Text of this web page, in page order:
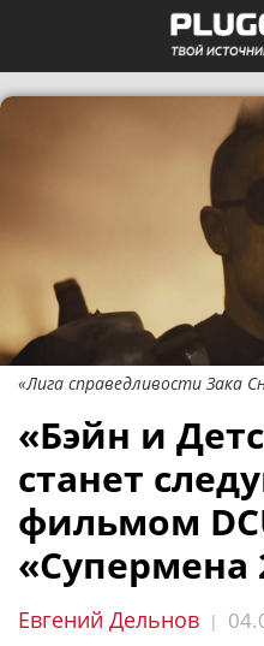
«Лига справедливости Зака
«Бэйн и
станет
фильмом
«Супермена
Евгений Дельнов |